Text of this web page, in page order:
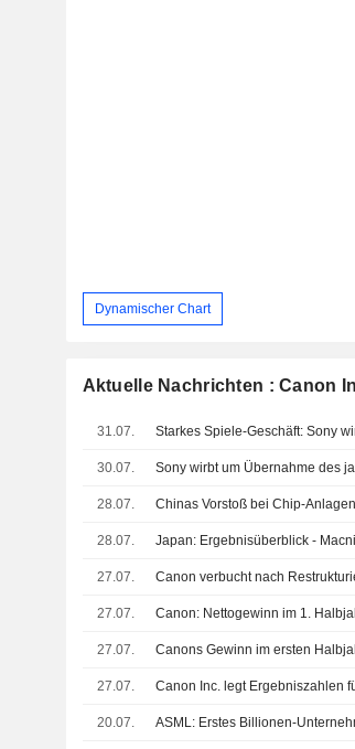
Dynamischer Chart
Aktuelle Nachrichten : Canon
31.07. Starkes Spiele-Geschäft: Sony
30.07. Sony wirbt um Übernahme des
28.07.
28.07. Japan: Ergebnisüberblick -
27.07.
27.07. Canon: Nettogewinn im 1.
27.07.
27.07. Canon Inc. legt Ergebniszahlen
20.07. ASML: Erstes Billionen-